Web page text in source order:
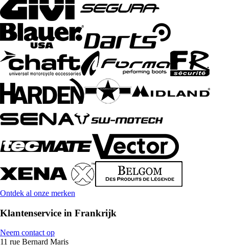
Ontdek al onze merken
Klantenservice in Frankrijk
Neem contact op
11 rue Bernard Maris